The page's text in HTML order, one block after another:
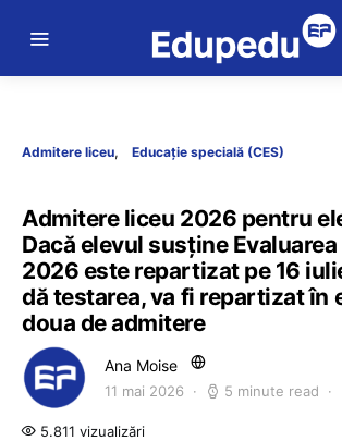
Admitere liceu Educație specială (CES)
Admitere liceu 2026 pentru
Dacă elevul susține
2026 este repartizat pe 16
dă testarea, va fi repartizat în
doua de admitere
Ana Moise
11 mai 2026 5 minute read
5.811 vizualizări